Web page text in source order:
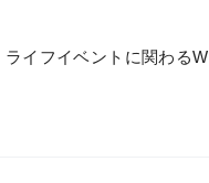
イフイベントに関わるW